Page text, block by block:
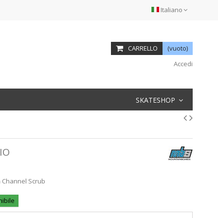
Italiano
CARRELLO
(vuoto)
Accedi
SKATESHOP
Scrub